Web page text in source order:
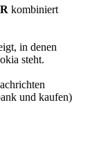
kombiniert
in denen
steht.
und kaufen)